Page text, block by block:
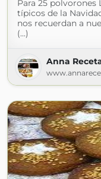
Para 25 polvorones
típicos de la
nos recuerdan a
(...)
Anna